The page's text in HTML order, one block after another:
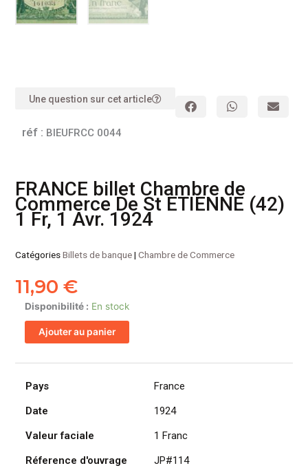
Une question sur cet article
réf : BIEUFRCC 0044
FRANCE billet Chambre de
Commerce De St ETIENNE (42)
1 Fr, 1 Avr. 1924
CatégoriesBillets de banque|Chambre de Commerce
11,90€
Disponibilité : En stock
quantité
de
FRANCE
Chambre
ETIENNE
(42)
Ajouter au panier
Pays
France
Date
1924
Valeur faciale
1 Franc
Réference d'ouvrage
JP#114